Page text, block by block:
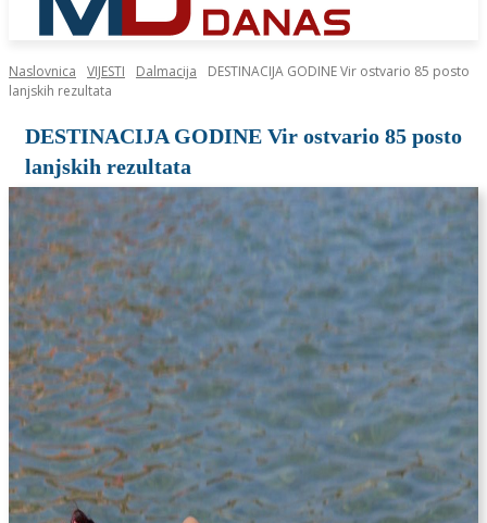
Naslovnica VIJESTI Dalmacija
DESTINACIJA GODINE Vir ostvario 85 posto
lanjskih rezultata
DESTINACIJA GODINE Vir ostvario 85 posto
lanjskih rezultata